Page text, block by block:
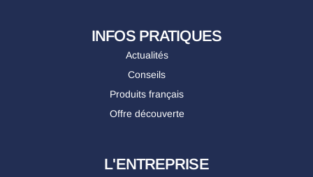
INFOS PRATIQUES
Actualités
Conseils
Produits français
Offre découverte
L'ENTREPRISE